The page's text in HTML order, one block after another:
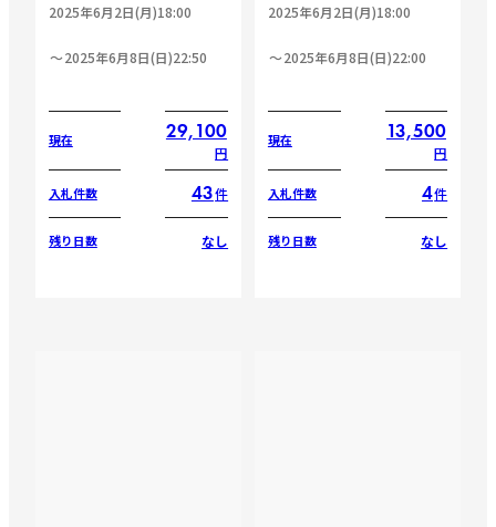
2025年6月2日(月)18:00
2025年6月8日(日)22:50
現在 29,100
円
入札件数 43件
残り日数 なし
2025年6月2日(月)18:00
2025年6月8日(日)22:00
現在 13,500
円
入札件数 4件
残り日数 なし